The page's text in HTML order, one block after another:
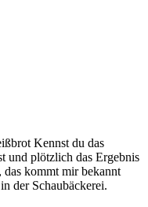
Kennst du das
und plötzlich das Ergebnis
kommt mir bekannt
der Schaubäckerei.